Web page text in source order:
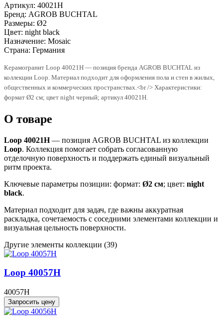
Артикул: 40021H
Бренд: AGROB BUCHTAL
Размеры: Ø2
Цвет: night black
Назначение: Mosaic
Страна: Германия
Керамогранит Loop 40021H — позиция бренда AGROB BUCHTAL из
коллекции Loop. Материал подходит для оформления пола и стен в жилых,
общественных и коммерческих пространствах.<br /> Характеристики:
формат Ø2 см; цвет night черный; артикул 40021H.
О товаре
Loop 40021H— позиция AGROB BUCHTAL из коллекции
Loop. Коллекция помогает собрать согласованную
отделочную поверхность и поддержать единый визуальный
ритм проекта.
Ключевые параметры позиции: формат: Ø2 см; цвет: night
black.
Материал подходит для задач, где важны аккуратная
раскладка, сочетаемость с соседними элементами коллекции и
визуальная цельность поверхности.
Другие элементы коллекции (39)
Loop 40057H
40057H
Запросить цену